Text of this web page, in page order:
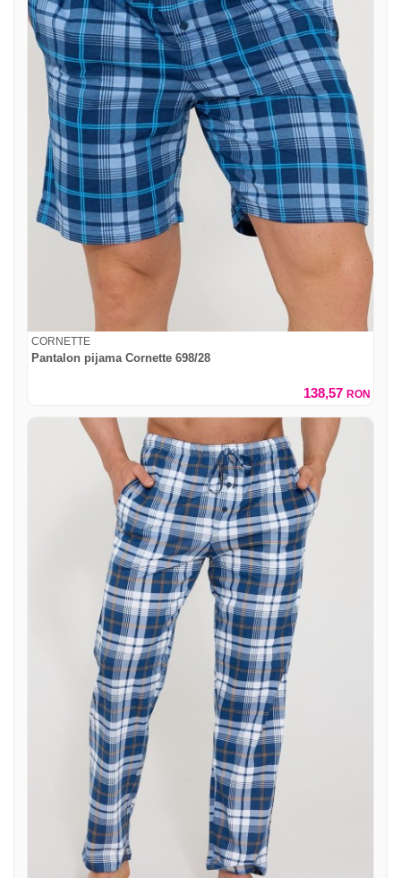
CORNETTE
Pantalon pijama Cornette 698/28
138,57 RON